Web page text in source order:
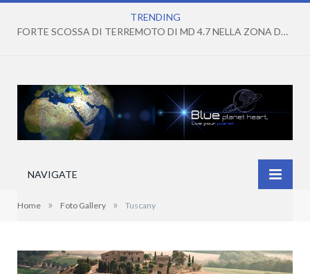
TRENDING
FORTE SCOSSA DI TERREMOTO DI MD 4.7 NELLA ZONA DEI CAMPI FLEGREI
NAVIGATE
Home » Foto Gallery » Tuscany